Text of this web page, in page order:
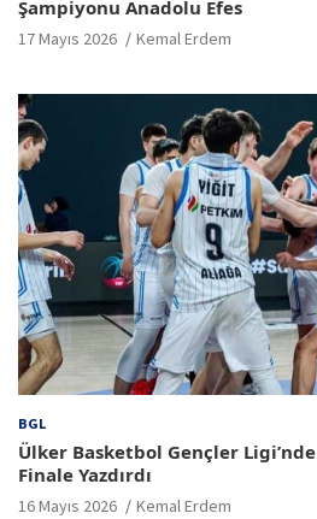
Şampiyonu Anadolu Efes
17 Mayıs 2026 Kemal Erdem
BGL
Ülker Basketbol Gençler
Finale Yazdırdı
16 Mayıs 2026 Kemal Erdem